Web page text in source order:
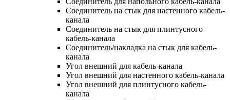
Соединитель на стык для настенного кабель-
канала
Соединитель на стык для плинтусного
кабель-канала
Соединитель/накладка на стык для кабель-
канала
Угол внешний для кабель-канала
Угол внешний для настенного кабель-канала
Угол внешний для плинтусного кабель-
канала